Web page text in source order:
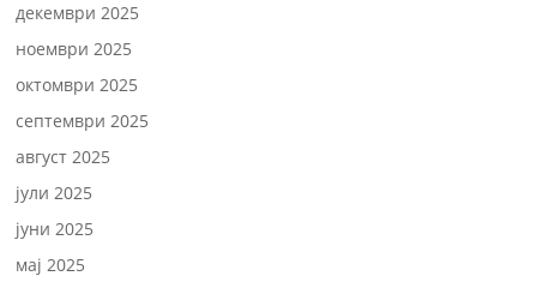
декември 2025
ноември 2025
октомври 2025
септември 2025
август 2025
јули 2025
јуни 2025
мај 2025